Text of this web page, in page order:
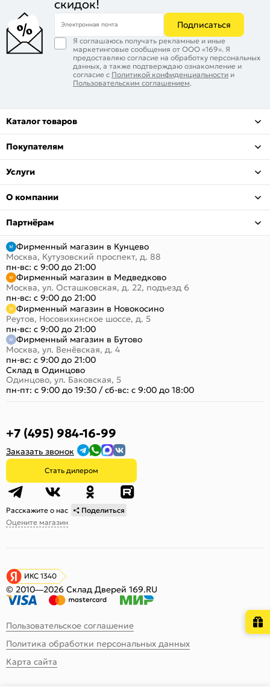
скидок!
Электронная почта Подписаться
Я соглашаюсь получать рекламные и иные
маркетинговые сообщения от ООО «169». Я
предоставляю согласие на обработку персональных
данных, а также подтверждаю ознакомление и
согласие с Политикой конфиденциальности и
Пользовательским соглашением.
Каталог товаров
Покупателям
Услуги
О компании
Партнёрам
Фирменный магазин в Кунцево
Москва, Кутузовский проспект, д. 88
пн-вс: с 9:00 до 21:00
Фирменный магазин в Медведково
Москва, ул. Осташковская, д. 22, подъезд 6
пн-вс: с 9:00 до 21:00
Фирменный магазин в Новокосино
Реутов, Носовихинское шоссе, д. 5
пн-вс: с 9:00 до 21:00
Фирменный магазин в Бутово
Москва, ул. Венёвская, д. 4
пн-вс: с 9:00 до 21:00
Склад в Одинцово
Одинцово, ул. Баковская, 5
пн-пт: с 9:00 до 19:30 /сб-вс: с 9:00 до 18:00
+7 (495) 984-16-99
Заказать звонок
Стать дилером
Расскажите о нас
Поделиться
Оцените магазин
ИКС 1340
© 2010—2026 Склад Дверей 169.RU
Пользовательское соглашение
Политика обработки персональных данных
Карта сайта